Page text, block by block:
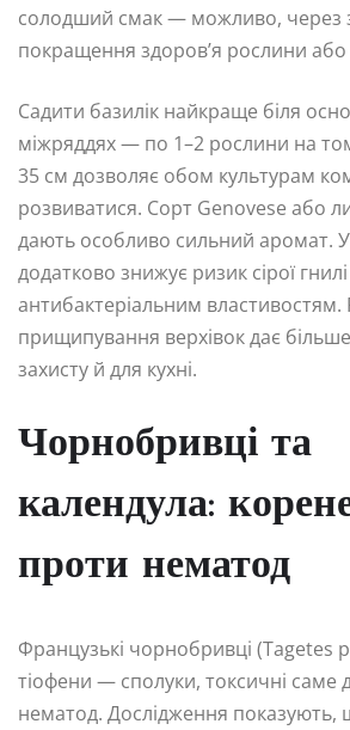
солодший смак — можливо, через
покращення здоров’я рослини або
Садити базилік найкраще біля
міжряддях — по 1–2 рослини на
35 см дозволяє обом культурам
розвиватися. Сорт Genovese або
дають особливо сильний аромат. У
додатково знижує ризик сірої
антибактеріальним властивостям.
прищипування верхівок дає
захисту й для кухні.
Чорнобривці та
календула:
проти нематод
Французькі чорнобривці (Tagetes
тіофени — сполуки, токсичні саме
нематод. Дослідження показують,